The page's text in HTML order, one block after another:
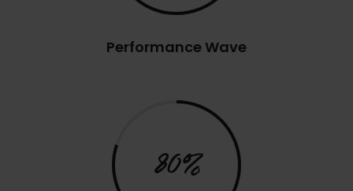
Performance Wave
80%